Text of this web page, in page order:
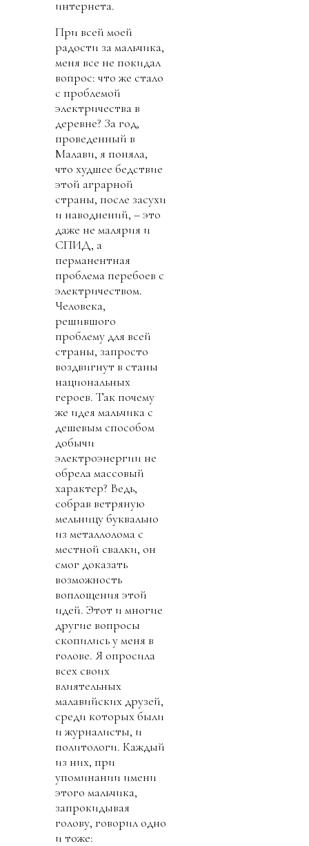
интернета.
При всей моей
радости за мальчика,
меня все не покидал
вопрос: что же стало
с проблемой
электричества в
деревне? За год,
проведенный в
Малави, я поняла,
что худшее бедствие
этой аграрной
страны, после засухи
и наводнений, – это
даже не малярия и
СПИД, а
перманентная
проблема перебоев с
электричеством.
Человека,
решившого
проблему для всей
страны, запросто
воздвигнут в станы
национальных
героев. Так почему
же идея мальчика с
дешевым способом
добычи
электроэнергии не
обрела массовый
характер? Ведь,
собрав ветряную
мельницу буквально
из металлолома с
местной свалки, он
смог доказать
возможность
воплощения этой
идей. Этот и многие
другие вопросы
скопились у меня в
голове. Я опросила
всех своих
влиятельных
малавийских друзей,
среди которых были
и журналисты, и
политологи. Каждый
из них, при
упоминании имени
этого мальчика,
запрокидывая
голову, говорил одно
и тоже: